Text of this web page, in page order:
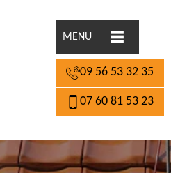
MENU
09 56 53 32 35
07 60 81 53 23